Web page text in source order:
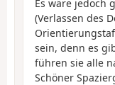
Es wäre jedoch
(Verlassen des
sein, denn es
führen sie alle
Schöner